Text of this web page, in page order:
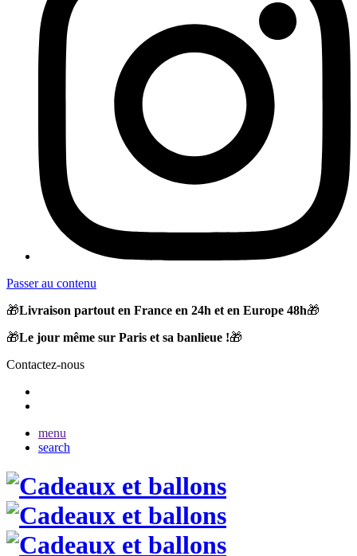
Passer au contenu
🎁Livraison partout en France en 24h et en Europe 48h🎁
🎁Le jour même sur Paris et sa banlieue !🎁
Contactez-nous
menu
search